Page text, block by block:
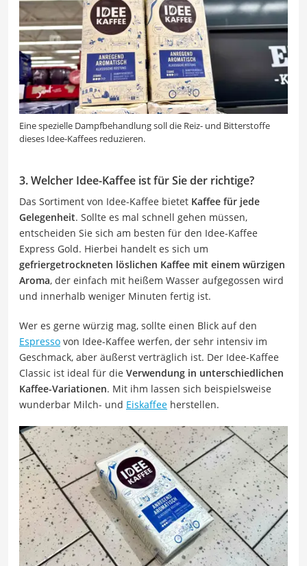
Eine spezielle Dampfbehandlung soll die Reiz- und Bitterstoffe
dieses Idee-Kaffees reduzieren.
3. Welcher Idee-Kaffee ist für Sie der richtige?
Das Sortiment von Idee-Kaffee bietet Kaffee für jede
Gelegenheit. Sollte es mal schnell gehen müssen,
entscheiden Sie sich am besten für den Idee-Kaffee
Express Gold. Hierbei handelt es sich um
gefriergetrockneten löslichen Kaffee mit einem würzigen
Aroma, der einfach mit heißem Wasser aufgegossen wird
und innerhalb weniger Minuten fertig ist.
Wer es gerne würzig mag, sollte einen Blick auf den
Espresso von Idee-Kaffee werfen, der sehr intensiv im
Geschmack, aber äußerst verträglich ist. Der Idee-Kaffee
Classic ist ideal für die Verwendung in unterschiedlichen
Kaffee-Variationen. Mit ihm lassen sich beispielsweise
wunderbar Milch- und Eiskaffee herstellen.